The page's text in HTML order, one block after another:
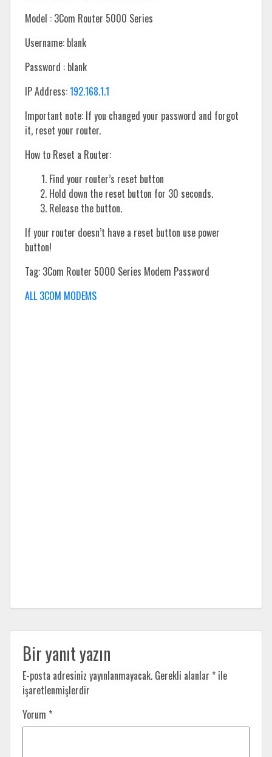
Model : 3Com Router 5000 Series
Username: blank
Password : blank
IP Address:192.168.1.1
Important note: If you changed your password and forgot
it, reset your router.
How to Reset a Router:
Find your router’s reset button
Hold down the reset button for 30 seconds.
Release the button.
If your router doesn’t have a reset button use power
button!
Tag: 3Com Router 5000 Series Modem Password
ALL 3COM MODEMS
Bir yanıt yazın
E-posta adresiniz yayınlanmayacak. Gerekli alanlar * ile
işaretlenmişlerdir
Yorum *